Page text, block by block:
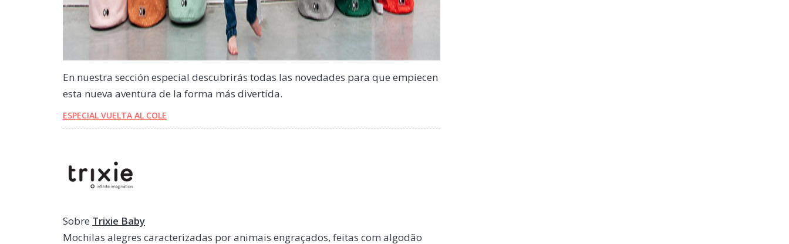
En nuestra sección especial descubrirás todas las novedades para que empiecen
esta nueva aventura de la forma más divertida.
ESPECIAL VUELTA AL COLE
Sobre Trixie Baby
Mochilas alegres caracterizadas por animais engraçados, feitas com algodão